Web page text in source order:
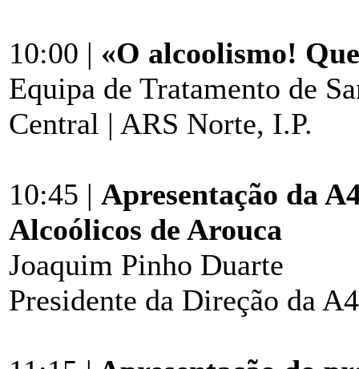
10:00 | «O alcoolismo!
Equipa de Tratamento de
Central | ARS Norte, I.P.
10:45 | Apresentação da
Alcoólicos de Arouca
Joaquim Pinho Duarte
Presidente da Direção da A4